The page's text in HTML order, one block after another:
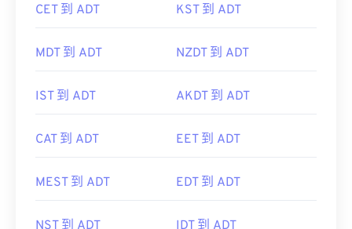
CET 到 ADT KST 到 ADT
MDT 到 ADT NZDT 到 ADT
IST 到 ADT AKDT 到 ADT
CAT 到 ADT EET 到 ADT
MEST 到 ADT EDT 到 ADT
NST 到 ADT IDT 到 ADT